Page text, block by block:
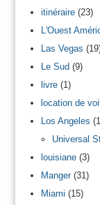
itinéraire(23)
L'Ouest
Las Vegas
Le Sud(9)
livre(1)
location de
Los Angeles
Universal
louisiane(3)
Manger(31)
Miami (15)